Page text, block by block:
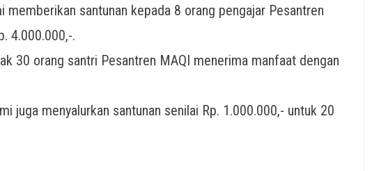
memberikan santunan kepada 8 orang pengajar Pesantren
4.000.000,-.
30 orang santri Pesantren MAQI menerima manfaat dengan
juga menyalurkan santunan senilai Rp. 1.000.000,- untuk 20